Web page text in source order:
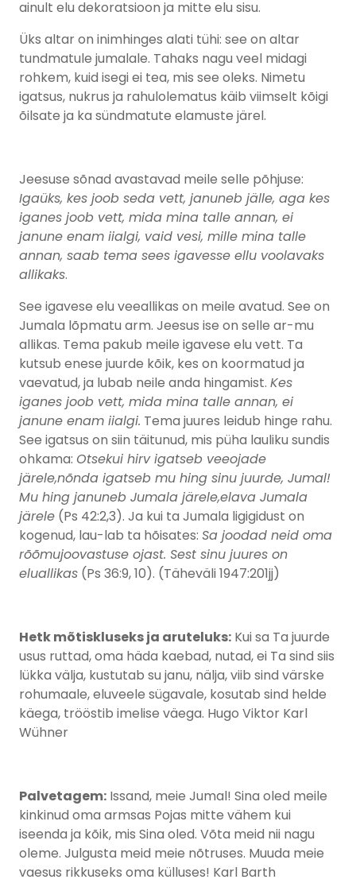
ainult elu dekoratsioon ja mitte elu sisu.
Üks altar on inimhinges alati tühi: see on altar
tundmatule jumalale. Tahaks nagu veel midagi
rohkem, kuid isegi ei tea, mis see oleks. Nimetu
igatsus, nukrus ja rahulolematus käib viimselt kõigi
õilsate ja ka sündmatute elamuste järel.
Jeesuse sõnad avastavad meile selle põhjuse:
Igaüks, kes joob seda vett, januneb jälle, aga kes
iganes joob vett, mida mina talle annan, ei
janune enam iialgi, vaid vesi, mille mina talle
annan, saab tema sees igavesse ellu voolavaks
allikaks.
See igavese elu veeallikas on meile avatud. See on
Jumala lõpmatu arm. Jeesus ise on selle ar-mu
allikas. Tema pakub meile igavese elu vett. Ta
kutsub enese juurde kõik, kes on koormatud ja
vaevatud, ja lubab neile anda hingamist. Kes
iganes joob vett, mida mina talle annan, ei
janune enam iialgi. Tema juures leidub hinge rahu.
See igatsus on siin täitunud, mis püha lauliku sundis
ohkama: Otsekui hirv igatseb veeojade
järele,nõnda igatseb mu hing sinu juurde, Jumal!
Mu hing januneb Jumala järele,elava Jumala
järele (Ps 42:2,3). Ja kui ta Jumala ligigidust on
kogenud, lau-lab ta hõisates: Sa joodad neid oma
rõõmujoovastuse ojast. Sest sinu juures on
eluallikas (Ps 36:9, 10). (Täheväli 1947:201jj)
Hetk mõtiskluseks ja aruteluks: Kui sa Ta juurde
usus ruttad, oma häda kaebad, nutad, ei Ta sind siis
lükka välja, kustutab su janu, nälja, viib sind värske
rohumaale, eluveele sügavale, kosutab sind helde
käega, trööstib imelise väega. Hugo Viktor Karl
Wühner
Palvetagem: Issand, meie Jumal! Sina oled meile
kinkinud oma armsas Pojas mitte vähem kui
iseenda ja kõik, mis Sina oled. Võta meid nii nagu
oleme. Julgusta meid meie nõtruses. Muuda meie
vaesus rikkuseks oma külluses! Karl Barth